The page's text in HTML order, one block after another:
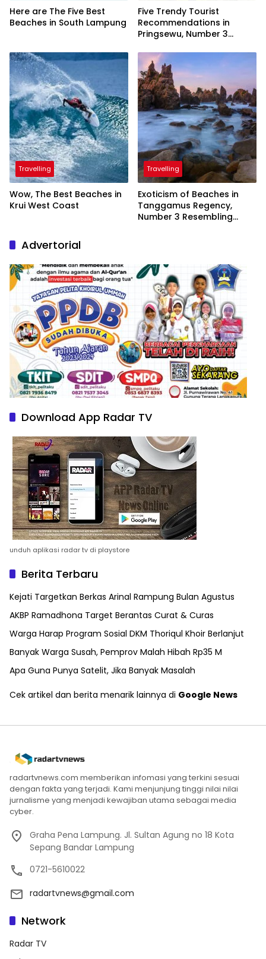
Here are The Five Best
Beaches in South Lampung
Five Trendy Tourist
Recommendations in
Pringsewu, Number 3
President
Travelling
Wow, The Best Beaches in
Krui West Coast
Travelling
Exoticism of Beaches in
Tanggamus Regency,
Number 3 Resembling
Advertorial
Download App Radar TV
unduh aplikasi radar tv di playstore
Berita Terbaru
Kejati Targetkan Berkas Arinal Rampung Bulan Agustus
AKBP Ramadhona Target Berantas Curat & Curas
Warga Harap Program Sosial DKM Thoriqul Khoir Berlanjut
Banyak Warga Susah, Pemprov Malah Hibah Rp35 M
Apa Guna Punya Satelit, Jika Banyak Masalah
Cek artikel dan berita menarik lainnya di Google News
radartvnews.com memberikan infomasi yang terkini sesuai
dengan fakta yang terjadi. Kami menjunjung tinggi nilai nilai
jurnalisme yang menjadi kewajiban utama sebagai media
cyber.
Graha Pena Lampung. Jl. Sultan Agung no 18 Kota
Sepang Bandar Lampung
0721-5610022
radartvnews@gmail.com
Network
Radar TV